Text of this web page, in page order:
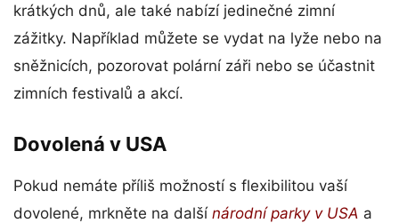
krátkých dnů, ale také nabízí jedinečné zimní
zážitky. Například můžete se vydat na lyže nebo na
sněžnicích, pozorovat polární záři nebo se účastnit
zimních festivalů a akcí.
Dovolená v USA
Pokud nemáte příliš možností s flexibilitou vaší
dovolené, mrkněte na další národní parky v USA a